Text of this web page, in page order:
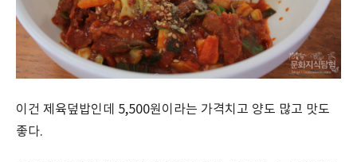
이건 제육덮밥인데 5,500원이라는 가격치고 양도 많고 맛도
좋다.